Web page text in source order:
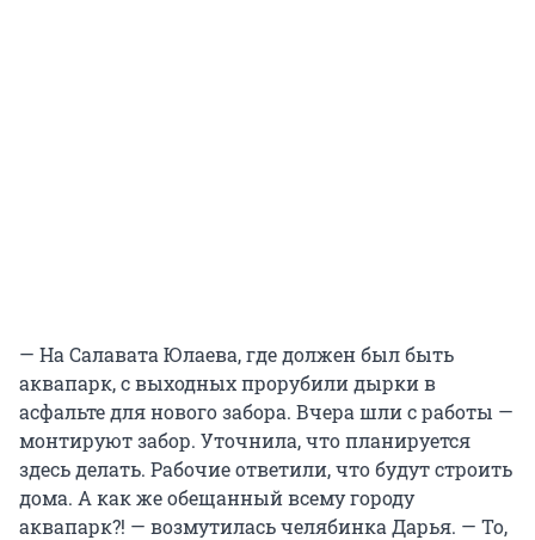
— На Салавата Юлаева, где должен был быть
аквапарк, с выходных прорубили дырки в
асфальте для нового забора. Вчера шли с работы —
монтируют забор. Уточнила, что планируется
здесь делать. Рабочие ответили, что будут строить
дома. А как же обещанный всему городу
аквапарк?! — возмутилась челябинка Дарья. — То,